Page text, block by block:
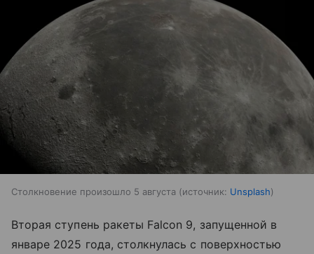
Столкновение произошло 5 августа источник: Unsplash
Вторая ступень ракеты Falcon 9, запущенной в
январе 2025 года, столкнулась с поверхностью